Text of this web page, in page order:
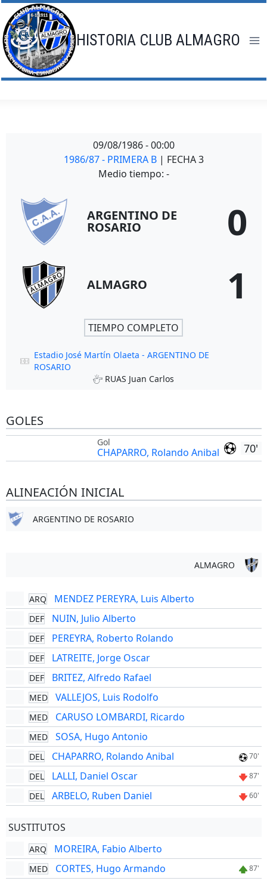
Saltar
al
contenido
HISTORIA CLUB ALMAGRO
09/08/1986 - 00:00
1986/87 - PRIMERA B | FECHA 3
Medio tiempo: -
ARGENTINO DE
ROSARIO 0
ALMAGRO 1
TIEMPO COMPLETO
Estadio José Martín Olaeta - ARGENTINO DE
ROSARIO
RUAS Juan Carlos
GOLES
70'
Gol
CHAPARRO, Rolando Anibal
ALINEACIÓN INICIAL
ARGENTINO DE ROSARIO
ALMAGRO
ARQ MENDEZ PEREYRA, Luis Alberto
DEF NUIN, Julio Alberto
DEF PEREYRA, Roberto Rolando
DEF LATREITE, Jorge Oscar
DEF BRITEZ, Alfredo Rafael
MED VALLEJOS, Luis Rodolfo
MED CARUSO LOMBARDI, Ricardo
MED SOSA, Hugo Antonio
DEL CHAPARRO, Rolando Anibal 70'
DEL LALLI, Daniel Oscar 87'
DEL ARBELO, Ruben Daniel 60'
SUSTITUTOS
ARQ MOREIRA, Fabio Alberto
MED CORTES, Hugo Armando 87'